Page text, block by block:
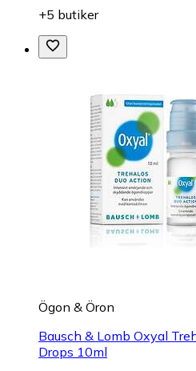
+5 butiker
Ögon & Öron
Bausch & Lomb Oxyal
Drops 10ml